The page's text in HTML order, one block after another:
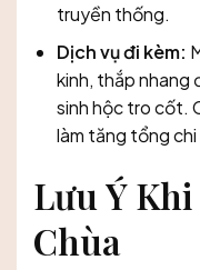
truyền thống.
Dịch vụ đi kèm:
kinh, thắp nhang
sinh hộc tro cốt.
làm tăng tổng chi
Lưu Ý
Chùa